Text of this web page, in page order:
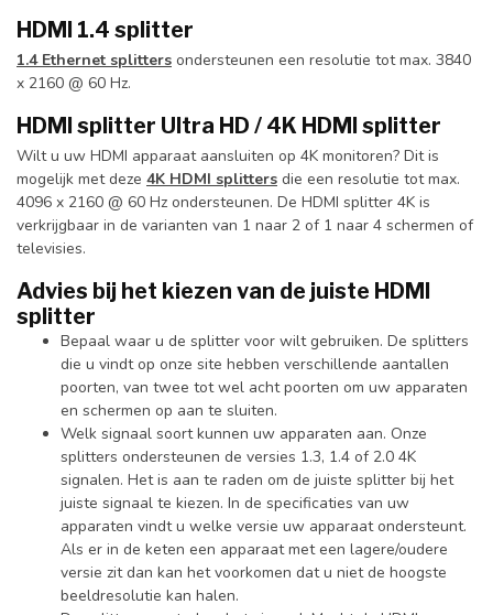
HDMI 1.4 splitter
1.4 Ethernet splitters ondersteunen een resolutie tot max. 3840
x 2160 @ 60 Hz.
HDMI splitter Ultra HD / 4K HDMI splitter
Wilt u uw HDMI apparaat aansluiten op 4K monitoren? Dit is
mogelijk met deze 4K HDMI splitters die een resolutie tot max.
4096 x 2160 @ 60 Hz ondersteunen. De HDMI splitter 4K is
verkrijgbaar in de varianten van 1 naar 2 of 1 naar 4 schermen of
televisies.
Advies bij het kiezen van de juiste HDMI
splitter
Bepaal waar u de splitter voor wilt gebruiken. De splitters
die u vindt op onze site hebben verschillende aantallen
poorten, van twee tot wel acht poorten om uw apparaten
en schermen op aan te sluiten.
Welk signaal soort kunnen uw apparaten aan. Onze
splitters ondersteunen de versies 1.3, 1.4 of 2.0 4K
signalen. Het is aan te raden om de juiste splitter bij het
juiste signaal te kiezen. In de specificaties van uw
apparaten vindt u welke versie uw apparaat ondersteunt.
Als er in de keten een apparaat met een lagere/oudere
versie zit dan kan het voorkomen dat u niet de hoogste
beeldresolutie kan halen.